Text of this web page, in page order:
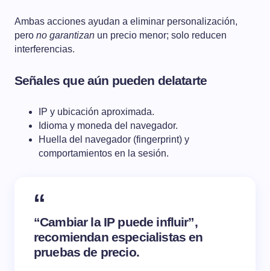
Ambas acciones ayudan a eliminar personalización,
pero no garantizan un precio menor; solo reducen
interferencias.
Señales que aún pueden delatarte
IP y ubicación aproximada.
Idioma y moneda del navegador.
Huella del navegador (fingerprint) y
comportamientos en la sesión.
“Cambiar la IP puede influir”,
recomiendan especialistas en
pruebas de precio.